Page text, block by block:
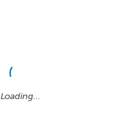
Loading…